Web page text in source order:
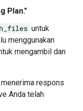
Plan."
untuk
menggunakan
mengambil dan
respons
Anda telah